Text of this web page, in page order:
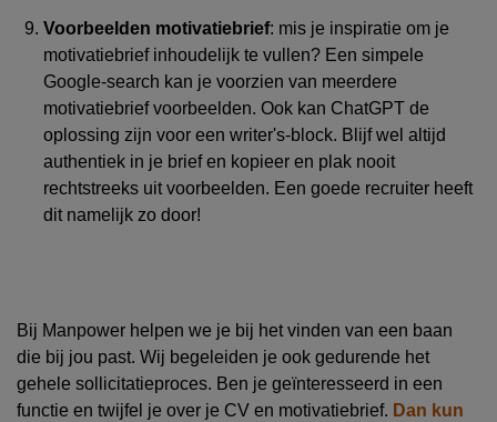
Voorbeelden motivatiebrief: mis je inspiratie om je
motivatiebrief inhoudelijk te vullen? Een simpele
Google-search kan je voorzien van meerdere
motivatiebriefvoorbeelden. Ook kan ChatGPT de
oplossing zijn voor een writer's-block. B lijfwel altijd
authentiek in je briefen kopieer en plak nooit
rechtstreeks uit voorbeelden. Een goede recruiter heeft
dit namelijk zo door!
Bij Manpower helpen we je bij hetvinden van een baan
die bij jou past. Wij begeleiden je ook gedurende het
gehele sollicitatieproces. Ben je geïnteresseerd in een
functie en twijfel je over je CV en motivatiebrief. Dan kun